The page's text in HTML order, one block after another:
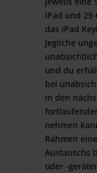
iPad und 29
das iPad
Jegliche
und du
bei
in den
nehmen
Rahmen
Austauschs
oder